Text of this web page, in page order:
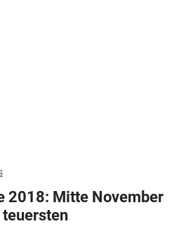
2018: Mitte November
teuersten